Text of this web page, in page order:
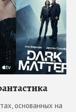
основанных на